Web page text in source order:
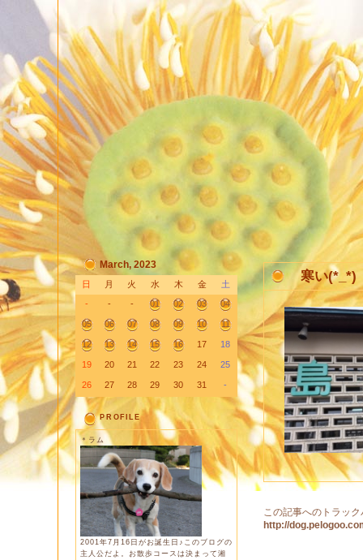
March, 2023
日 月 火 水 木 金
土
-
- - 01 02 03 04
05 06 07 08 09 10 11
12 13 14 15 16 17 18
19 20 21 22 23 24 25
26 27 28 29 30 31 -
PROFILE
＊ラム
2001年7月16日がお誕生日♪このブログの
主人公だよ。お散歩コースは決まって湘
寒い(*_*)
この記事へのトラッ
http://